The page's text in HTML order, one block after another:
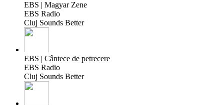
EBS | Magyar Zene
EBS Radio
Cluj Sounds Better
EBS | Cântece de petrecere
EBS Radio
Cluj Sounds Better